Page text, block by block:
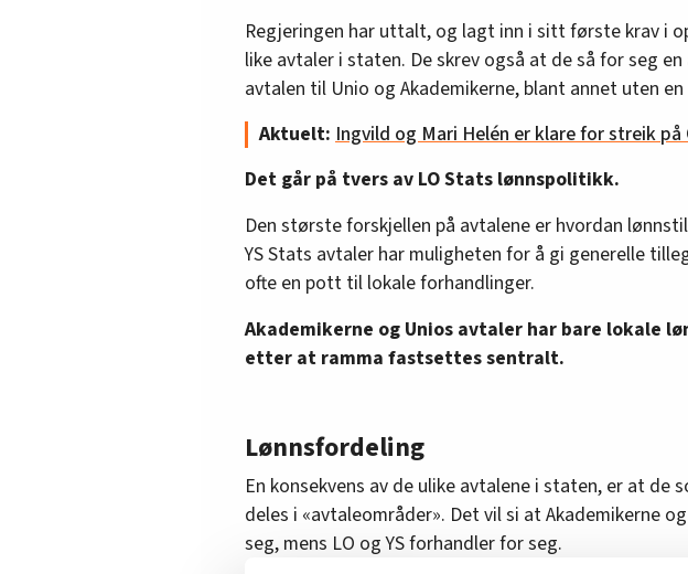
Regjeringen har uttalt, og lagt inn i sitt første krav i
like avtaler i staten. De skrev også at de så for seg
avtalen til Unio og Akademikerne, blant annet uten
Aktuelt: Ingvild og Mari Helén er klare for streik
Det går på tvers av LO Stats lønnspolitikk.
Den største forskjellen på avtalene er hvordan
YS Stats avtaler har muligheten for å gi generelle
ofte en pott til lokale forhandlinger.
Akademikerne og Unios avtaler har bare lokale
etter at ramma fastsettes sentralt.
Lønnsfordeling
En konsekvens av de ulike avtalene i staten, er at de
deles i «avtaleområder». Det vil si at Akademikerne
seg, mens LO og YS forhandler for seg.